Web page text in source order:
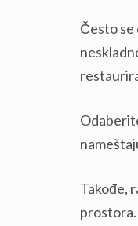
Često se
Takođe,